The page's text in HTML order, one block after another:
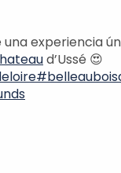
una experiencia
d’Ussé 😍